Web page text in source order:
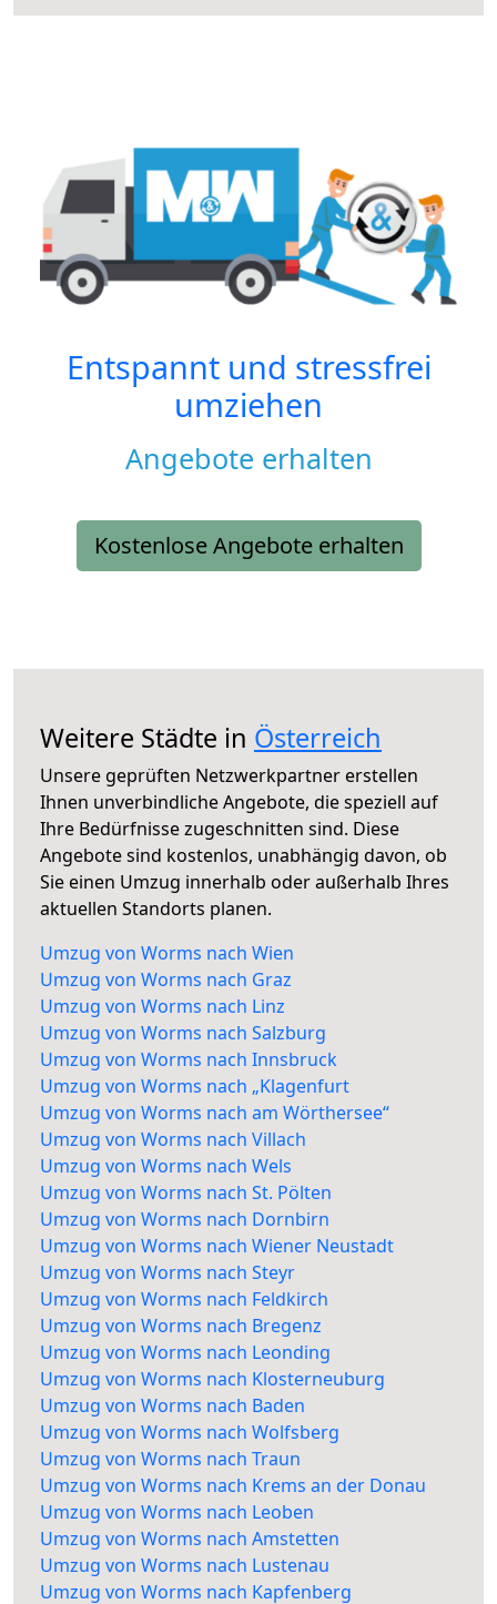
Entspannt und stressfrei
umziehen
Angebote erhalten
Kostenlose Angebote erhalten
Weitere Städte in Österreich
Unsere geprüften Netzwerkpartner erstellen
Ihnen unverbindliche Angebote, die speziell auf
Ihre Bedürfnisse zugeschnitten sind. Diese
Angebote sind kostenlos, unabhängig davon, ob
Sie einen Umzug innerhalb oder außerhalb Ihres
aktuellen Standorts planen.
Umzug von Worms nach Wien
Umzug von Worms nach Graz
Umzug von Worms nach Linz
Umzug von Worms nach Salzburg
Umzug von Worms nach Innsbruck
Umzug von Worms nach „Klagenfurt
Umzug von Worms nach am Wörthersee“
Umzug von Worms nach Villach
Umzug von Worms nach Wels
Umzug von Worms nach St. Pölten
Umzug von Worms nach Dornbirn
Umzug von Worms nach Wiener Neustadt
Umzug von Worms nach Steyr
Umzug von Worms nach Feldkirch
Umzug von Worms nach Bregenz
Umzug von Worms nach Leonding
Umzug von Worms nach Klosterneuburg
Umzug von Worms nach Baden
Umzug von Worms nach Wolfsberg
Umzug von Worms nach Traun
Umzug von Worms nach Krems an der Donau
Umzug von Worms nach Leoben
Umzug von Worms nach Amstetten
Umzug von Worms nach Lustenau
Umzug von Worms nach Kapfenberg